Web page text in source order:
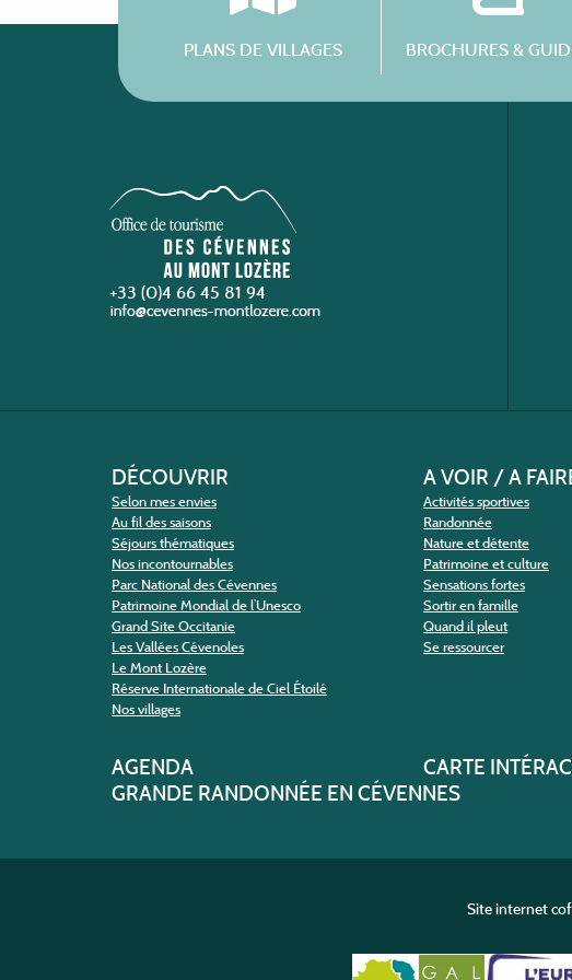
PLANS DE VILLAGES BROCHURES &
+33 (0)4 66 45 81 94
DÉCOUVRIR
Selon mes envies
Au fil des saisons
Séjours thématiques
Nos incontournables
Parc National des Cévennes
Patrimoine Mondial de l’Unesco
Grand Site Occitanie
Les Vallées Cévenoles
Le Mont Lozère
Réserve Internationale de Ciel Étoilé
Nos villages
A VOIR / A
Activités sportives
Randonnée
Nature et détente
Patrimoine et culture
Sensations fortes
Sortir en famille
Quand il pleut
Se ressourcer
AGENDA CARTE
GRANDE RANDONNÉE EN CÉVENNES
Site internet